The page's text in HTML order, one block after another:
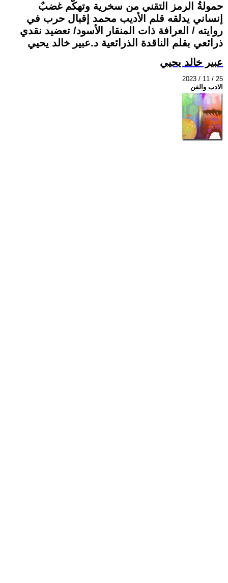
حمولةُ الرمز التقني من سخرية وتهكّم غضبٌ
إنساني يدلقه قلم الأديب محمد إقبال حرب في
روايته / العرافة ذات المنقار الأسود/ تعضيد نقدي
ذرائعي بقلم الناقدة الذرائعية د.عبير خالد يحيي
عبير خالد يحيي
2023 / 11 / 25
الادب والفن